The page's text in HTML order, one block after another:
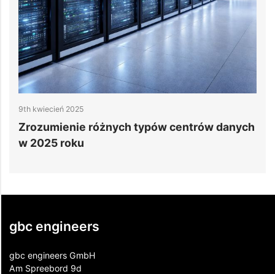
różnych typów centrów danych
3 kluczowe
gbc engineers
gbc engineers GmbH
Am Spreebord 9d